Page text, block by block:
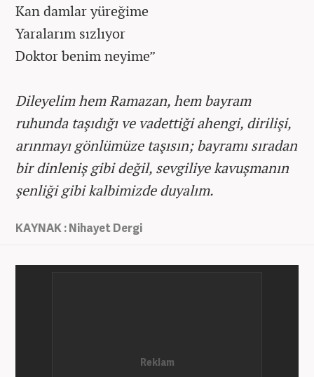
Kan damlar yüreğime
Yaralarım sızlıyor
Doktor benim neyime”
Dileyelim hem Ramazan, hem bayram
ruhunda taşıdığı ve vadettiği ahengi, dirilişi,
arınmayı gönlümüze taşısın; bayramı sıradan
bir dinleniş gibi değil, sevgiliye kavuşmanın
şenliği gibi kalbimizde duyalım.
KAYNAK : Nihayet Dergi